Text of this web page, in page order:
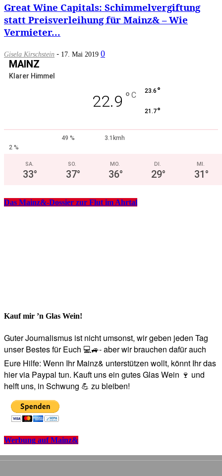
Great Wine Capitals: Schimmelvergiftung
statt Preisverleihung für Mainz& – Wie
Vermieter...
Gisela Kirschstein - 17. Mai 2019 0
MAINZ
Klarer Himmel
22.9 ° C 23.6 °
21.7°
49 %
3.1kmh
2 %
SA.
33°
SO.
37°
MO.
36°
DI.
29°
MI.
31°
Das Mainz&-Dossier zur Flut im Ahrtal
Kauf mir ’n Glas Wein!
Guter Journalismus ist nicht umsonst, wir geben jeden Tag
unser Bestes für Euch 💻🚙- aber wir brauchen dafür auch
Eure Hilfe: Wenn Ihr Mainz& unterstützen wollt, könnt Ihr das
hier via Paypal tun. Kauft uns ein gutes Glas Wein 🍷 und
helft uns, in Schwung 💪 zu bleiben!
Werbung auf Mainz&